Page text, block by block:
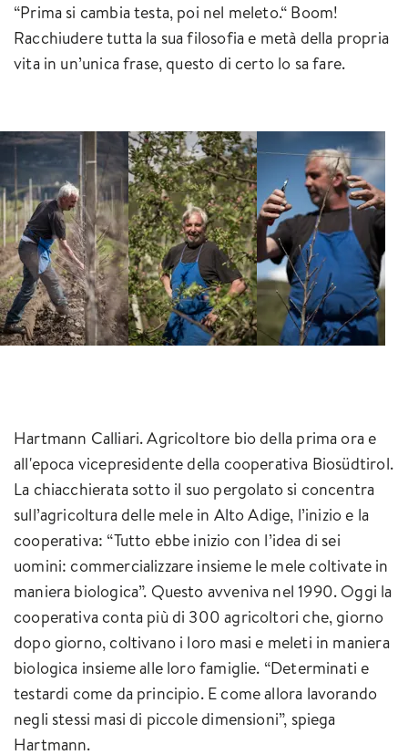
“Prima si cambia testa, poi nel meleto.“ Boom!
Racchiudere tutta la sua filosofia e metà della propria
vita in un’unica frase, questo di certo lo sa fare.
Hartmann Calliari. Agricoltore bio della prima ora e
all'epoca vicepresidente della cooperativa Biosüdtirol.
La chiacchierata sotto il suo pergolato si concentra
sull’agricoltura delle mele in Alto Adige, l’inizio e la
cooperativa: “Tutto ebbe inizio con l’idea di sei
uomini: commercializzare insieme le mele coltivate in
maniera biologica”. Questo avveniva nel 1990. Oggi la
cooperativa conta più di 300 agricoltori che, giorno
dopo giorno, coltivano i loro masi e meleti in maniera
biologica insieme alle loro famiglie. “Determinati e
testardi come da principio. E come allora lavorando
negli stessi masi di piccole dimensioni”, spiega
Hartmann.